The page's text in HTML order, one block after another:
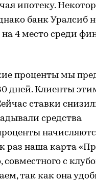
ипотеку.
банк Уралсиб
4 место среди
проценты мы
дней. Клиенты
ставки
средства
раз наша карта
совместного с
так как она